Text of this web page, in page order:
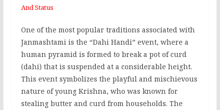
And Status
One of the most popular traditions associated with
Janmashtami is the “Dahi Handi” event, where a
human pyramid is formed to break a pot of curd
(dahi) that is suspended at a considerable height.
This event symbolizes the playful and mischievous
nature of young Krishna, who was known for
stealing butter and curd from households. The